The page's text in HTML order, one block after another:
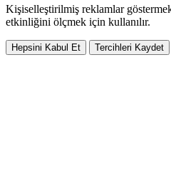
Kişiselleştirilmiş reklamlar
etkinliğini ölçmek için kullanılır.
Hepsini Kabul Et Tercihleri Kaydet